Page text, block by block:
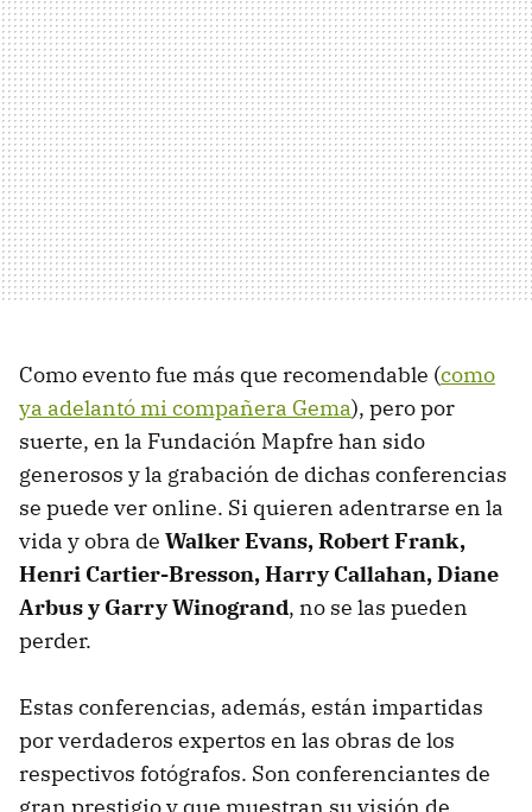
Como evento fue más que recomendable (como
ya adelantó mi compañera Gema), pero por
suerte, en la Fundación Mapfre han sido
generosos y la grabación de dichas conferencias
se puede ver online. Si quieren adentrarse en la
vida y obra de Walker Evans, Robert Frank,
Henri Cartier-Bresson, Harry Callahan, Diane
Arbus y Garry Winogrand, no se las pueden
perder.
Estas conferencias, además, están impartidas
por verdaderos expertos en las obras de los
respectivos fotógrafos. Son conferenciantes de
gran prestigio y que muestran su visión de